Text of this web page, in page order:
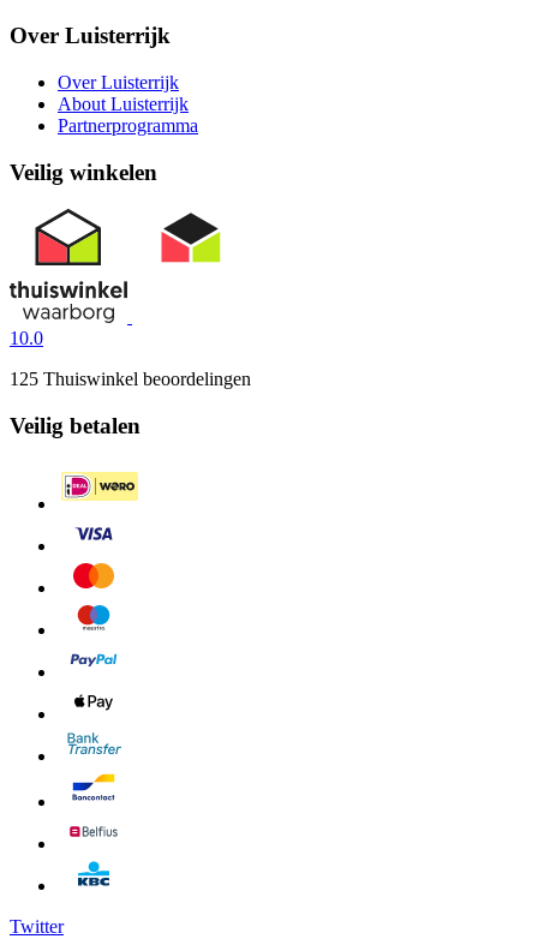
Over Luisterrijk
Over Luisterrijk
About Luisterrijk
Partnerprogramma
Veilig winkelen
10.0
125 Thuiswinkel beoordelingen
Veilig betalen
Twitter